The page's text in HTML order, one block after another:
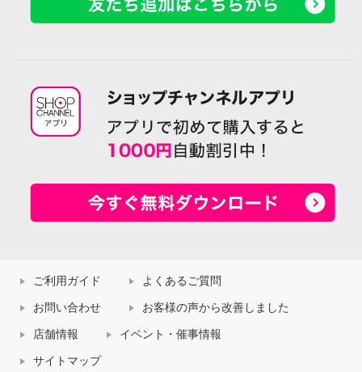
ご利用ガイド よくあるご質問
お問い合わせ お客様の声から改善しました
店舗情報 イベント・催事情報
サイトマップ